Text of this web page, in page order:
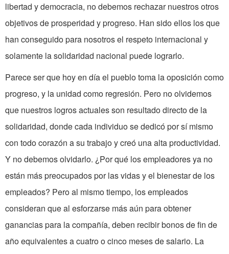
libertad y democracia, no debemos rechazar nuestros otros
objetivos de prosperidad y progreso. Han sido ellos los que
han conseguido para nosotros el respeto internacional y
solamente la solidaridad nacional puede lograrlo.
Parece ser que hoy en día el pueblo toma la oposición como
progreso, y la unidad como regresión. Pero no olvidemos
que nuestros logros actuales son resultado directo de la
solidaridad, donde cada individuo se dedicó por sí mismo
con todo corazón a su trabajo y creó una alta productividad.
Y no debemos olvidarlo. ¿Por qué los empleadores ya no
están más preocupados por las vidas y el bienestar de los
empleados? Pero al mismo tiempo, los empleados
consideran que al esforzarse más aún para obtener
ganancias para la compañía, deben recibir bonos de fin de
año equivalentes a cuatro o cinco meses de salario. La